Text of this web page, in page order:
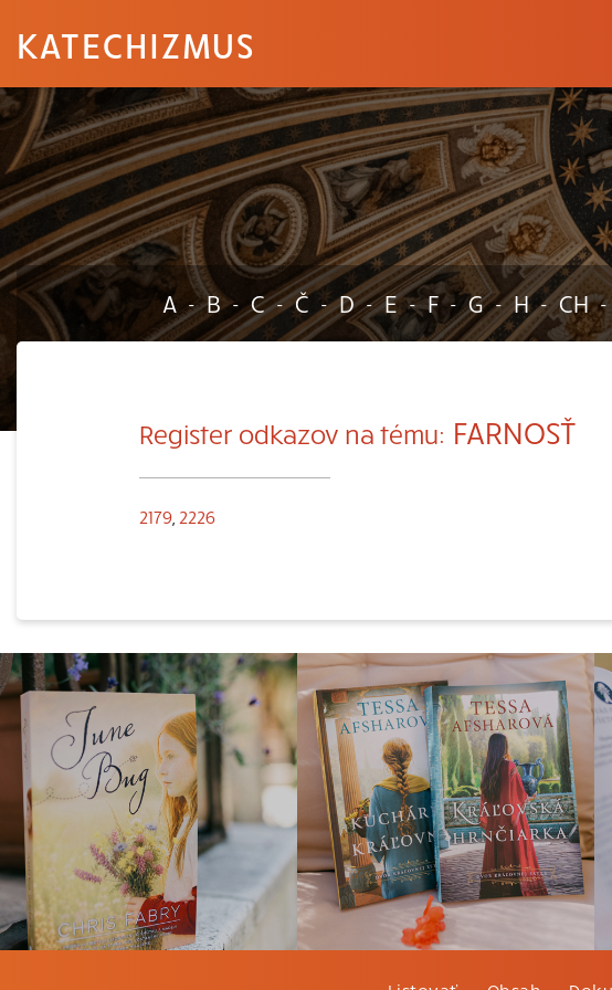
KATECHIZMUS
A - B - C - Č - D - E - F - G - H - CH -
Register odkazov na tému: FARNOSŤ
2179 2226